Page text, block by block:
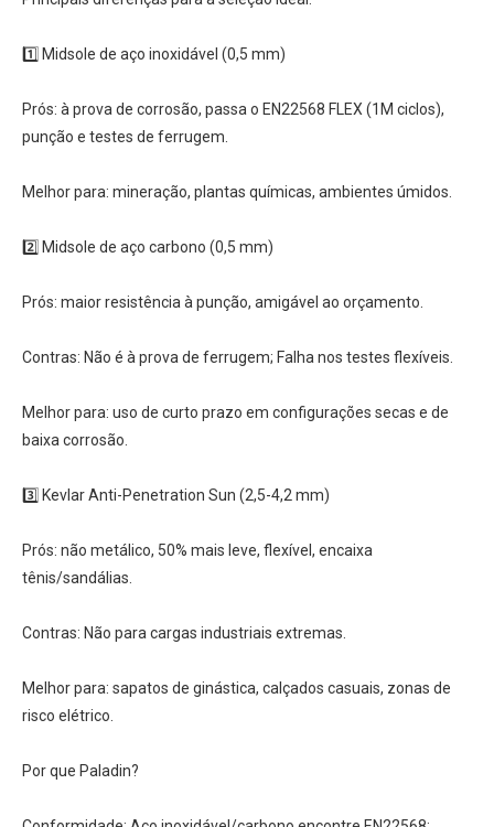
1️⃣ Midsole de aço inoxidável (0,5 mm)
Prós: à prova de corrosão, passa o EN22568 FLEX (1M ciclos),
punção e testes de ferrugem.
Melhor para: mineração, plantas químicas, ambientes úmidos.
2️⃣ Midsole de aço carbono (0,5 mm)
Prós: maior resistência à punção, amigável ao orçamento.
Contras: Não é à prova de ferrugem; Falha nos testes flexíveis.
Melhor para: uso de curto prazo em configurações secas e de
baixa corrosão.
3️⃣ Kevlar Anti-Penetration Sun (2,5-4,2 mm)
Prós: não metálico, 50% mais leve, flexível, encaixa
tênis/sandálias.
Contras: Não para cargas industriais extremas.
Melhor para: sapatos de ginástica, calçados casuais, zonas de
risco elétrico.
Por que Paladin?